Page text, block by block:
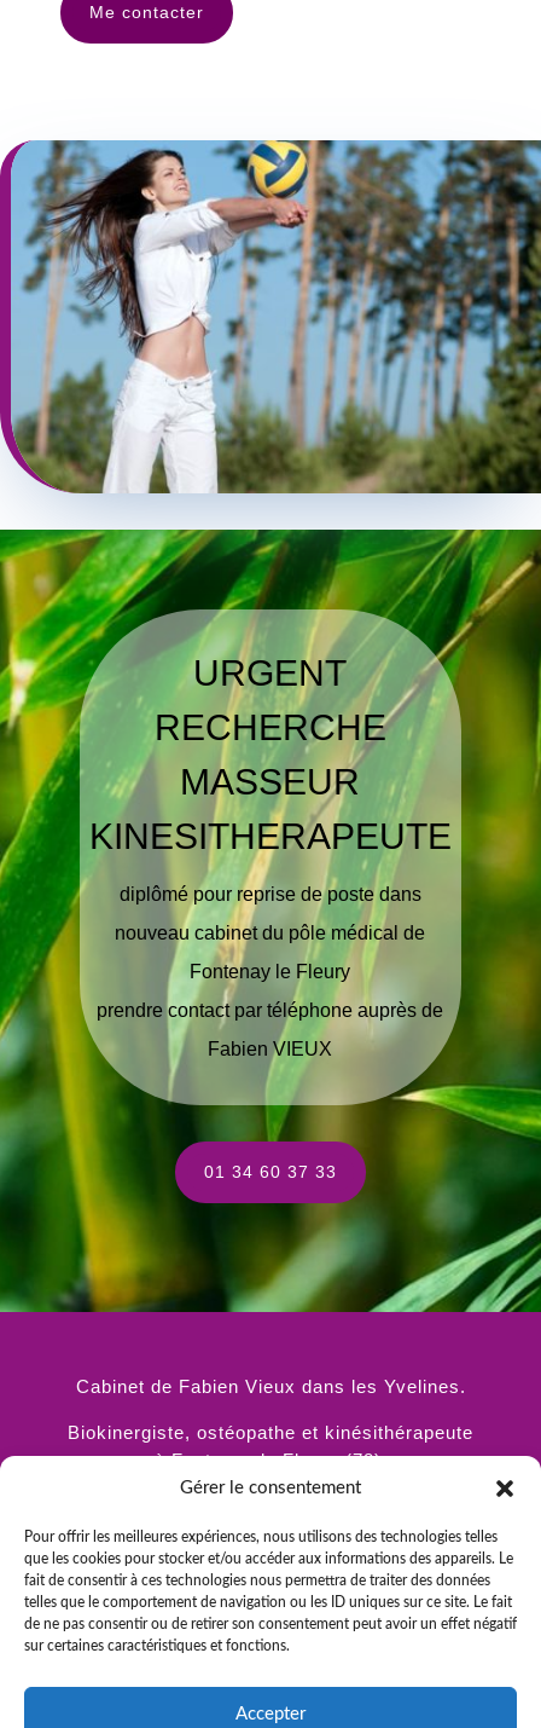
Gérer le consentement
Pour offrir les meilleures expériences, nous utilisons des technologies telles
que les cookies pour stocker et/ou accéder aux informations des appareils. Le
fait de consentir à ces technologies nous permettra de traiter des données
telles que le comportement de navigation ou les ID uniques sur ce site. Le fait
de ne pas consentir ou de retirer son consentement peut avoir un effet négatif
sur certaines caractéristiques et fonctions.
Accepter
Me contacter
URGENT
RECHERCHE
MASSEUR
KINESITHERAPEUTE
diplômé pour reprise de poste dans
nouveau cabinet du pôle médical de
Fontenay le Fleury
prendre contact par téléphone auprès de
Fabien VIEUX
01 34 60 37 33
Cabinet de Fabien Vieux dans les Yvelines.
Biokinergiste, ostéopathe et kinésithérapeute
à Fontenay le Fleury (78).